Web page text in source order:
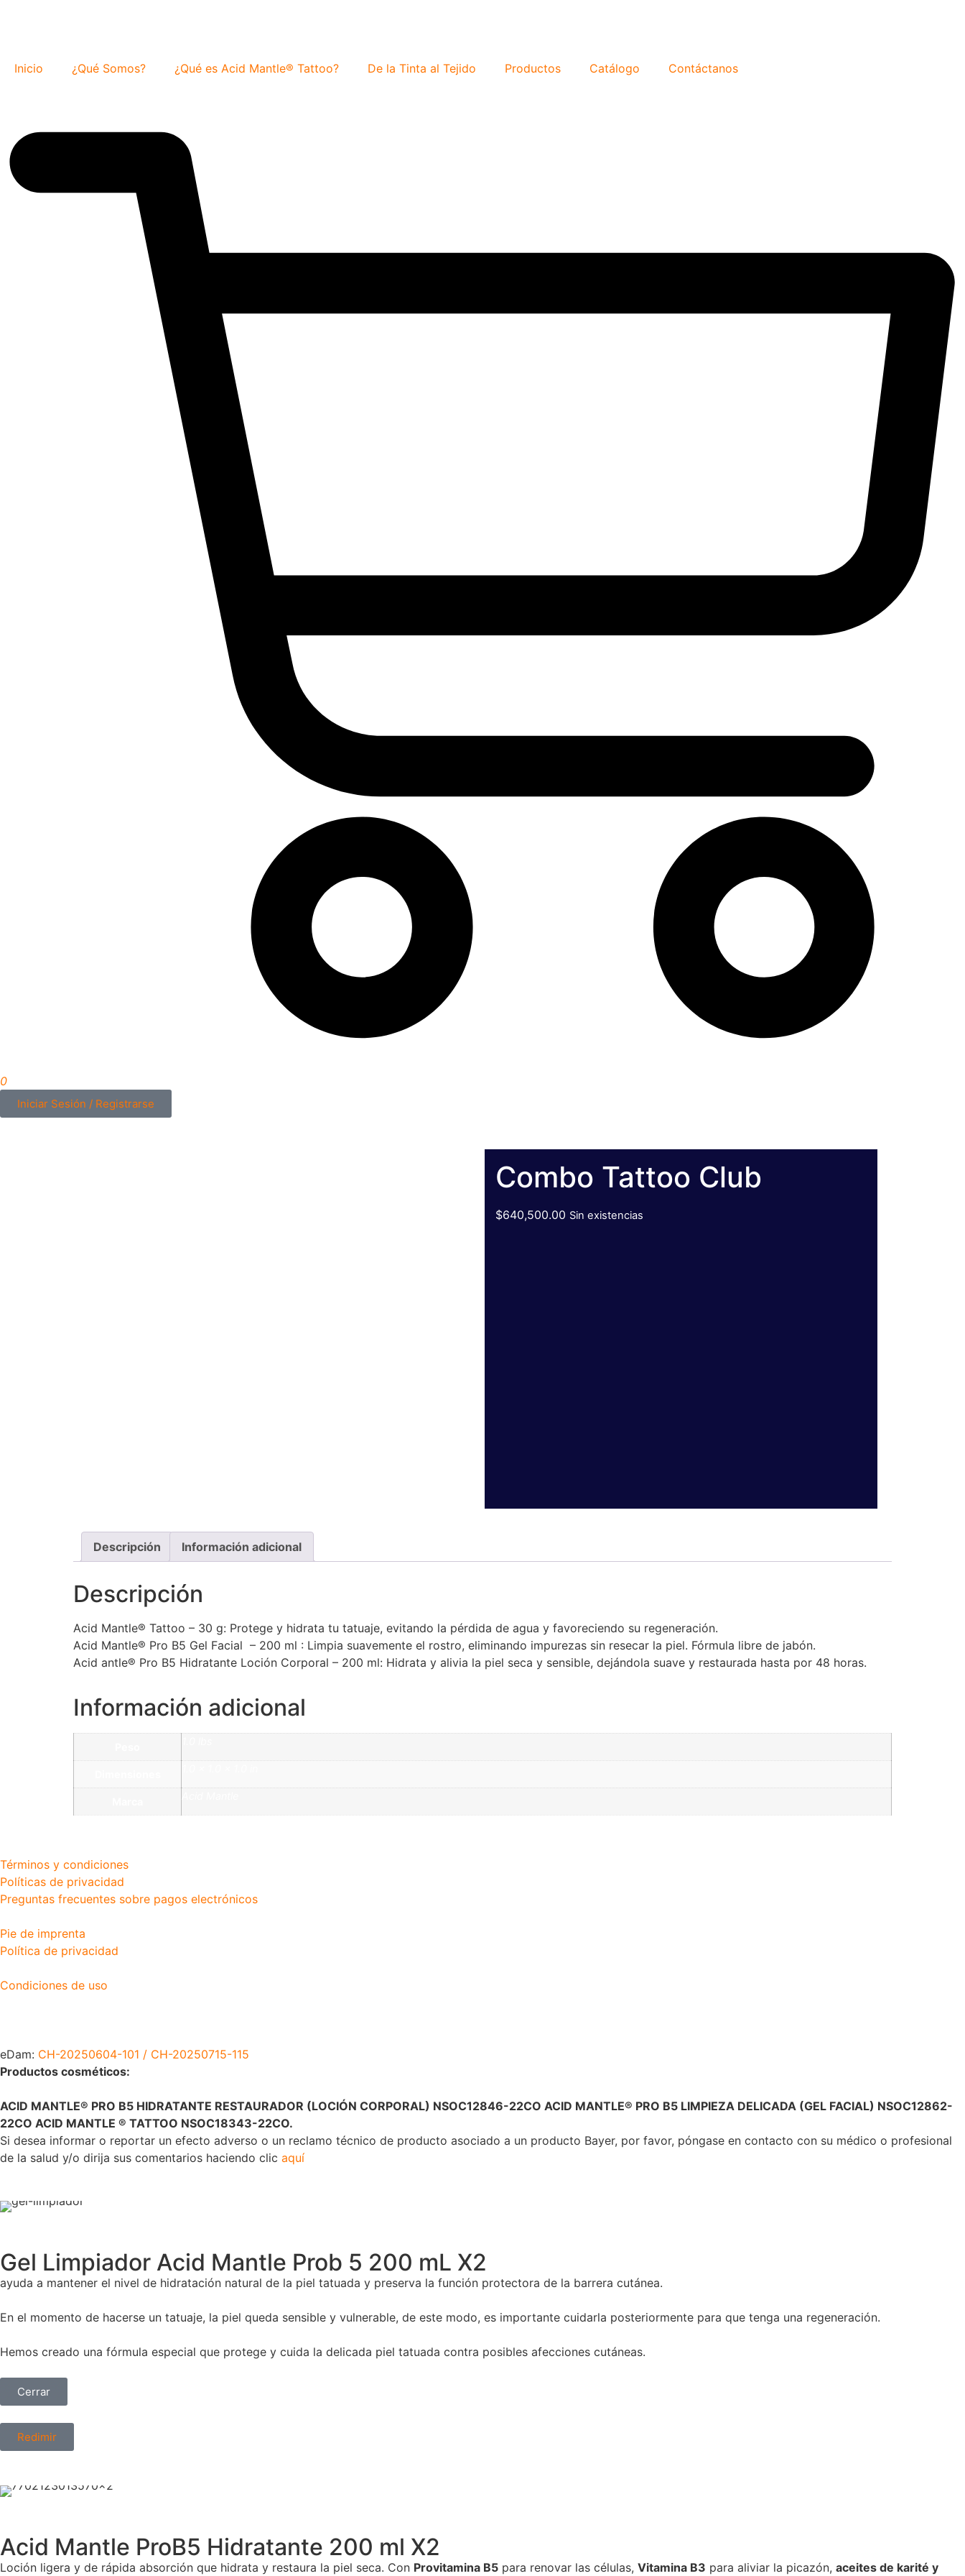
Inicio ¿Qué Somos? ¿Qué es Acid Mantle® Tattoo? De la Tinta al Tejido Productos Catálogo Contáctanos
0
Iniciar Sesión / Registrarse
Combo Tattoo Club
$640,500.00 Sin existencias
Descripción Información adicional
Descripción
Acid Mantle® Tattoo – 30 g: Protege y hidrata tu tatuaje, evitando la pérdida de agua y favoreciendo su regeneración.
Acid Mantle® Pro B5 Gel Facial – 200 ml : Limpia suavemente el rostro, eliminando impurezas sin resecar la piel. Fórmula libre de jabón.
Acid antle® Pro B5 Hidratante Loción Corporal – 200 ml: Hidrata y alivia la piel seca y sensible, dejándola suave y restaurada hasta por 48 horas.
Información adicional
Términos y condiciones
Políticas de privacidad
Preguntas frecuentes sobre pagos electrónicos
Pie de imprenta
Política de privacidad
Condiciones de uso
eDam: CH-20250604-101 / CH-20250715-115
Productos cosméticos:
ACID MANTLE® PRO B5 HIDRATANTE RESTAURADOR (LOCIÓN CORPORAL) NSOC12846-22CO ACID MANTLE® PRO B5 LIMPIEZA DELICADA (GEL FACIAL) NSOC12862-
22CO ACID MANTLE ® TATTOO NSOC18343-22CO.
Si desea informar o reportar un efecto adverso o un reclamo técnico de producto asociado a un producto Bayer, por favor, póngase en contacto con su médico o profesional
de la salud y/o dirija sus comentarios haciendo clic aquí
Gel Limpiador Acid Mantle Prob 5 200 mL X2
ayuda a mantener el nivel de hidratación natural de la piel tatuada y preserva la función protectora de la barrera cutánea.
En el momento de hacerse un tatuaje, la piel queda sensible y vulnerable, de este modo, es importante cuidarla posteriormente para que tenga una regeneración.
Hemos creado una fórmula especial que protege y cuida la delicada piel tatuada contra posibles afecciones cutáneas.
Cerrar
Redimir
Acid Mantle ProB5 Hidratante 200 ml X2
Loción ligera y de rápida absorción que hidrata y restaura la piel seca. Con Provitamina B5 para renovar las células, Vitamina B3 para aliviar la picazón, aceites de karité y